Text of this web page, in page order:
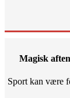
Magisk
Sport kan være